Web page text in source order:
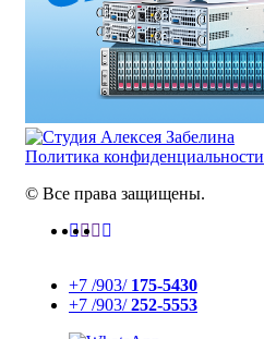
Политика конфиденциальности
© Все права защищены.
+7 /903/ 175-5430
+7 /903/252-5553